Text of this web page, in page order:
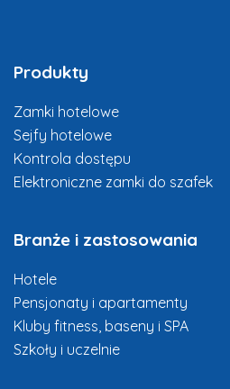
Produkty
Zamki hotelowe
Sejfy hotelowe
Kontrola dostępu
Elektroniczne zamki do szafek
Branże i zastosowania
Hotele
Pensjonaty i apartamenty
Kluby fitness, baseny i SPA
Szkoły i uczelnie